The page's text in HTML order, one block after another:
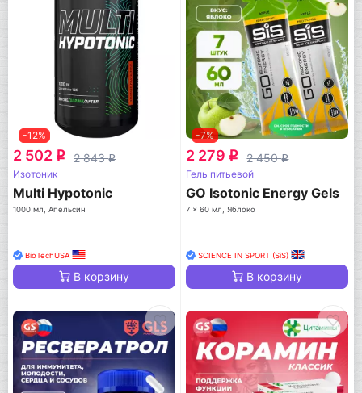
-12%
2 502 q 2 843q
Изотоник
Multi Hypotonic
1000 мл, Апельсин
BioTechUSA
В корзину
-7%
2 279 q 2 450q
Гель питьевой
GO Isotonic Energy Gels
7 x 60 мл, Яблоко
SCIENCE IN SPORT (SiS)
В корзину